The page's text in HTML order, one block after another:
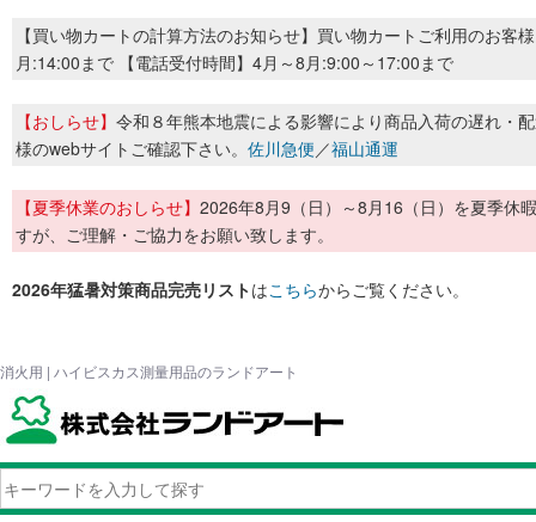
【買い物カートの計算方法のお知らせ】買い物カートご利用のお客
月:14:00まで 【電話受付時間】4月～8月:9:00～17:00まで
【おしらせ】 令和８年熊本地震による影響により商品入荷の遅れ・
様のwebサイトご確認下さい。 佐川急便／福山通運
【夏季休業のおしらせ】 2026年8月9（日）～8月16（日）を夏季休
すが、ご理解・ご協力をお願い致します。
2026年猛暑対策商品完売リストはこちらからご覧ください。
消火用 | ハイビスカス測量用品のランドアート